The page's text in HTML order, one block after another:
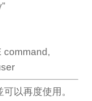
command,
以再度使用。